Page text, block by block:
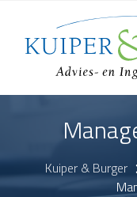
content
Kuiper & Burger